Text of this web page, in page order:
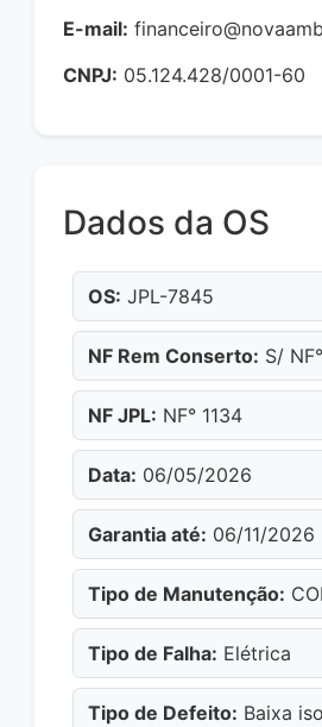
E-mail:
CNPJ: 05.124.428/0001-60
Dados da OS
OS: JPL-7845
NF Rem Conserto: S/ NF°
NF JPL: NF° 1134
Data: 06/05/2026
Garantia até: 06/11/2026
Tipo de Manutenção:
Tipo de Falha: Elétrica
Tipo de Defeito: Baixa